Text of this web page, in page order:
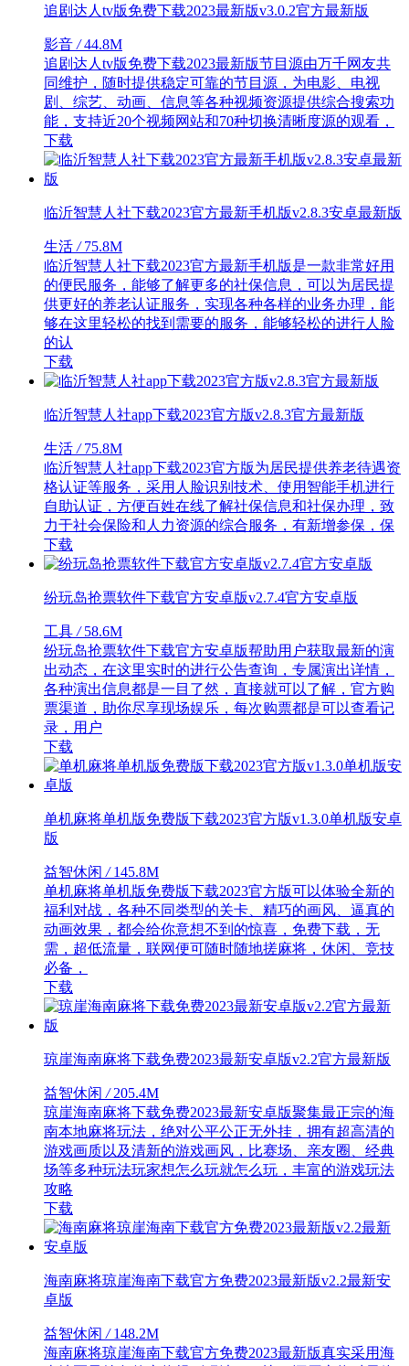
追剧达人tv版免费下载2023最新版v3.0.2官方最新版
影音/44.8M
追剧达人tv版免费下载2023最新版节目源由万千网友共
同维护，随时提供稳定可靠的节目源，为电影、电视
剧、综艺、动画、信息等各种视频资源提供综合搜索功
能，支持近20个视频网站和70种切换清晰度源的观看，
下载
临沂智慧人社下载2023官方最新手机版v2.8.3安卓最新版
生活/75.8M
临沂智慧人社下载2023官方最新手机版是一款非常好用
的便民服务，能够了解更多的社保信息，可以为居民提
供更好的养老认证服务，实现各种各样的业务办理，能
够在这里轻松的找到需要的服务，能够轻松的进行人脸
的认
下载
临沂智慧人社app下载2023官方版v2.8.3官方最新版
生活/75.8M
临沂智慧人社app下载2023官方版为居民提供养老待遇资
格认证等服务，采用人脸识别技术、使用智能手机进行
自助认证，方便百姓在线了解社保信息和社保办理，致
力于社会保险和人力资源的综合服务，有新增参保，保
下载
纷玩岛抢票软件下载官方安卓版v2.7.4官方安卓版
工具/58.6M
纷玩岛抢票软件下载官方安卓版帮助用户获取最新的演
出动态，在这里实时的进行公告查询，专属演出详情，
各种演出信息都是一目了然，直接就可以了解，官方购
票渠道，助你尽享现场娱乐，每次购票都是可以查看记
录，用户
下载
单机麻将单机版免费版下载2023官方版v1.3.0单机版安卓
版
益智休闲 /145.8M
单机麻将单机版免费版下载2023官方版可以体验全新的
福利对战，各种不同类型的关卡、精巧的画风、逼真的
动画效果，都会给你意想不到的惊喜，免费下载，无
需，超低流量，联网便可随时随地搓麻将，休闲、竞技
必备，
下载
琼崖海南麻将下载免费2023最新安卓版v2.2官方最新版
益智休闲 /205.4M
琼崖海南麻将下载免费2023最新安卓版聚集最正宗的海
南本地麻将玩法，绝对公平公正无外挂，拥有超高清的
游戏画质以及清新的游戏画风，比赛场、亲友圈、经典
场等多种玩法玩家想怎么玩就怎么玩，丰富的游戏玩法
攻略
下载
海南麻将琼崖海南下载官方免费2023最新版v2.2最新安
卓版
益智休闲 /148.2M
海南麻将琼崖海南下载官方免费2023最新版真实采用海